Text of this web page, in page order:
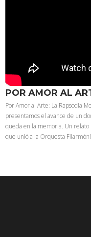
POR AMOR AL
Por Amor al Arte: La Rapsodia
presentamos el avance de un
queda en la memoria. Un relato
que unió a la Orquesta